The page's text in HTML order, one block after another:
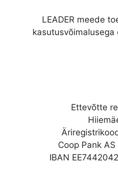
LEADER meede
Ettevõtte
Coop Pank AS
IBAN